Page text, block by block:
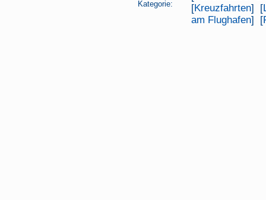
Kategorie:
[Kreuzfahrten] [
am Flughafen] [